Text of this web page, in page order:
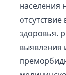
населения
здоровья.
выявления